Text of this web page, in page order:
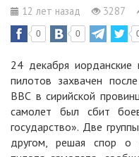
12 лет назад 3287
0 0
24 декабря
пилотов захвачен
ВВС в сирийской
самолет был сбит
государство». Две
другом, решая спор о